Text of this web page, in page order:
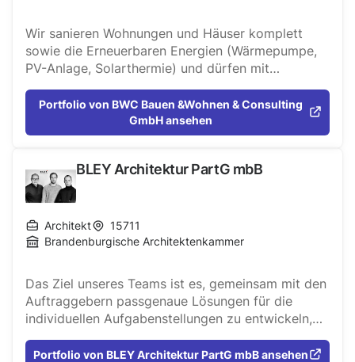
Wir sanieren Wohnungen und Häuser komplett
sowie die Erneuerbaren Energien (Wärmepumpe,
PV-Anlage, Solarthermie) und dürfen mit
hausinternem Architekt sogar selbst Neubauen.
Damit helfen wir auch fremden Architekten im
Verständnis noch mehr. Auch 2D, 3D und VR sowie
ein Aufmaß dürfen wir anbieten - gern als Ihr
Portfolio von BWC Bauen &Wohnen & Consulting
GmbH ansehen
BLEY Architektur PartG mbB
Architekt
15711
Brandenburgische Architektenkammer
Das Ziel unseres Teams ist es, gemeinsam mit den
Auftraggebern passgenaue Lösungen für die
individuellen Aufgabenstellungen zu entwickeln,
mit besonderem Fokus auf Funktionalität, Ästhetik,
Nachhaltigkeit, Wirtschaftlichkeit und
Portfolio von BLEY Architektur PartG mbB ansehen